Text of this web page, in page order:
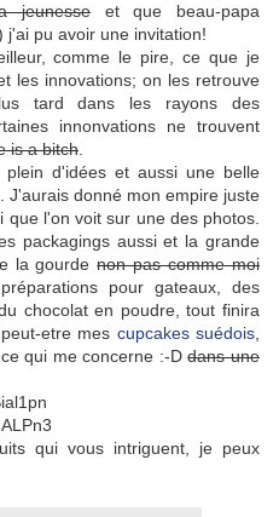
jeunesse et que beau-papa
j'ai pu avoir une invitation!
comme le pire, ce que je
les innovations; on les retrouve
tard dans les rayons des
innonvations ne trouvent
is a bitch
d'idées et aussi une belle
J'aurais donné mon empire juste
l'on voit sur une des photos.
packagings aussi et la grande
la gourdenon pas comme moi
pour gateaux, des
chocolat en poudre, tout finira
etre mes cupcakes suédois
qui me concerne :-Ddans une
qui vous intriguent, je peux